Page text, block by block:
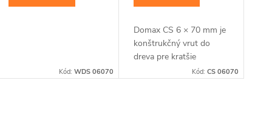
Kód: WDS 06070
Domax CS 6 × 70 mm je
konštrukčný vrut do
dreva pre kratšie
tesárske spoje, rámy,
Kód: CS 06070